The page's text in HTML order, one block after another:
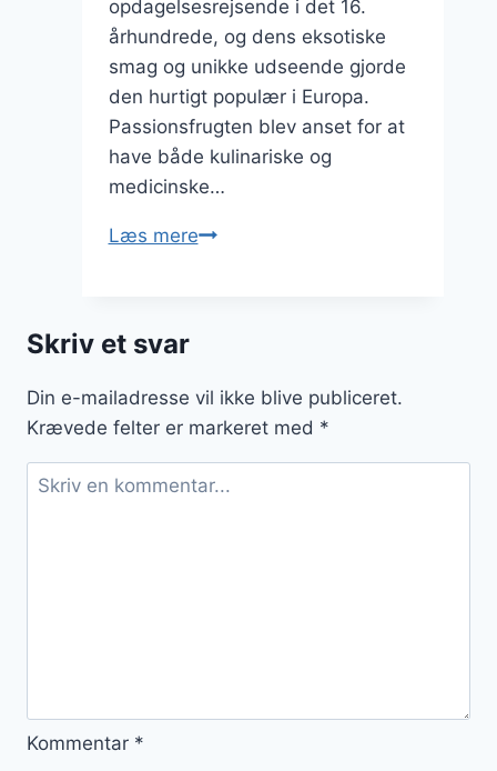
opdagelsesrejsende i det 16.
århundrede, og dens eksotiske
smag og unikke udseende gjorde
den hurtigt populær i Europa.
Passionsfrugten blev anset for at
have både kulinariske og
medicinske…
Læs merePassionsfrugt
Skriv et svar
Din e-mailadresse vil ikke blive publiceret.
Krævede felter er markeret med *
Kommentar *